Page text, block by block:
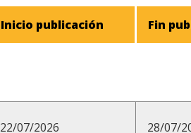
Inicio publicación Fin
22/07/2026 28/07/